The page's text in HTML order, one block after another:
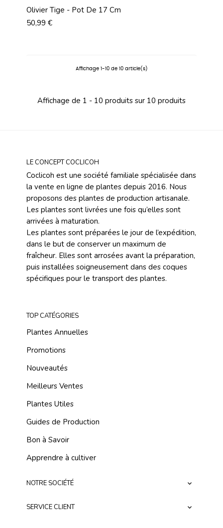
Olivier Tige - Pot De 17 Cm
Prix
50,99 €
Affichage 1-10 de 10 article(s)
Affichage de 1 - 10 produits sur 10 produits
LE CONCEPT COCLICOH
Coclicoh est une société familiale spécialisée dans
la vente en ligne de plantes depuis 2016. Nous
proposons des plantes de production artisanale.
Les plantes sont livrées une fois qu’elles sont
arrivées à maturation.
Les plantes sont préparées le jour de l’expédition,
dans le but de conserver un maximum de
fraîcheur. Elles sont arrosées avant la préparation,
puis installées soigneusement dans des coques
spécifiques pour le transport des plantes.
TOP CATÉGORIES
Plantes Annuelles
Promotions
Nouveautés
Meilleurs Ventes
Plantes Utiles
Guides de Production
Bon à Savoir
Apprendre à cultiver
NOTRE SOCIÉTÉ 
SERVICE CLIENT 